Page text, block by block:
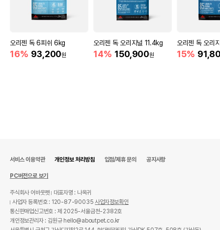
오리젠 독 6피쉬 6kg
16% 93,200원
오리젠 독 오리지널 11.4kg
14% 150,900원
오리젠 독 오리
15%
서비스 이용약관 개인정보 처리방침 입점/제휴 문의 공지사항
PC버전으로 보기
주식회사 어바웃펫
대표자명 : 나옥귀
사업자 등록번호 : 120-87-90035사업자정보확인
통신판매업신고번호 : 제 2025-서울금천-2382호
개인정보관리자 : 김원규 hello@aboutpet.co.kr